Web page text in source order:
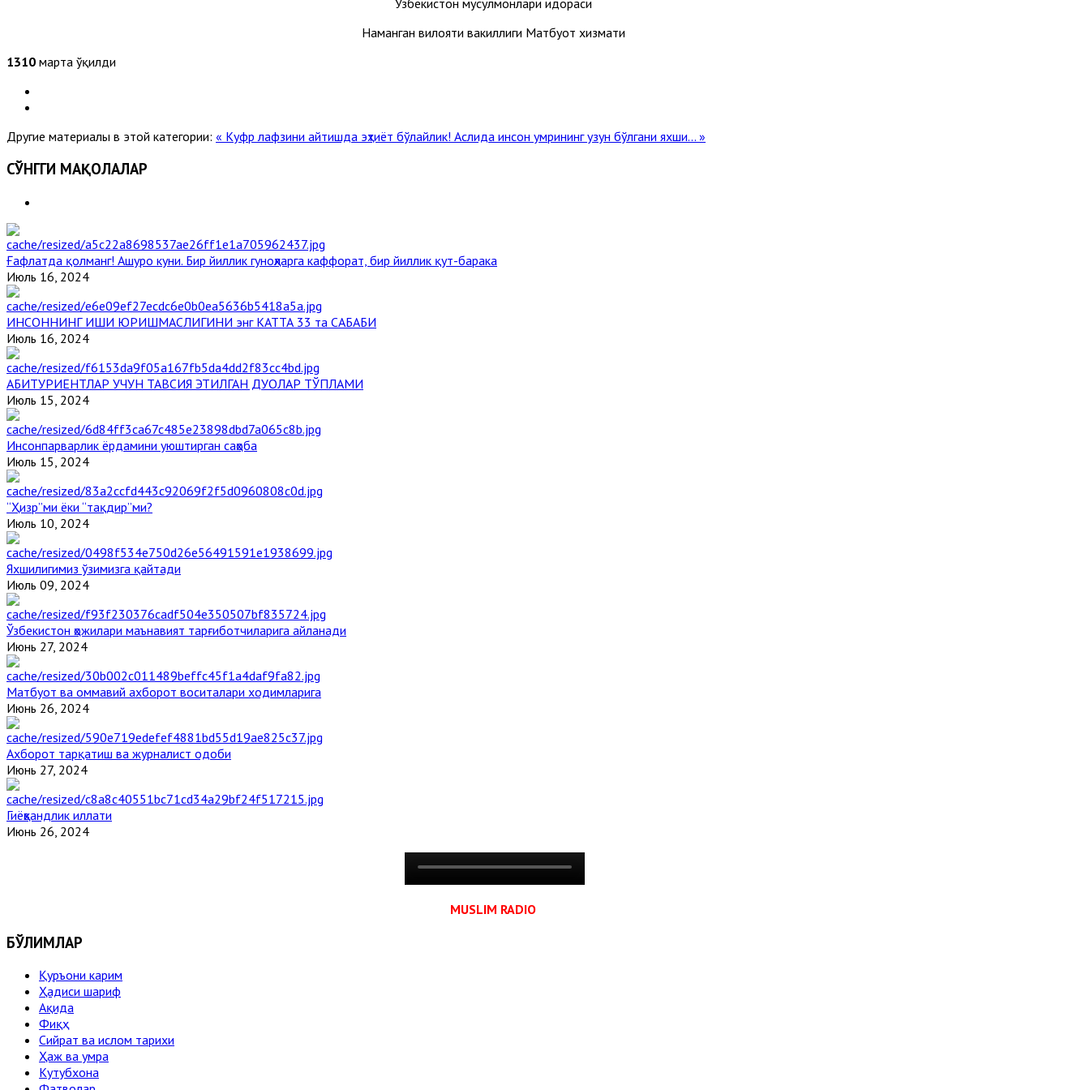
Наманган вилояти вакиллиги Матбуот хизмати
1310 марта ўқилди
Другие материалы в этой категории: « Куфр лафзини айтишда эҳтиёт бўлайлик! Аслида инсон умрининг узун бўлгани яхши... »
СЎНГГИ МАҚОЛАЛАР
Ғафлатда қолманг! Ашуро куни. Бир йиллик гуноҳларга каффорат, бир йиллик қут-барака
Июль 16, 2024
ИНСОННИНГ ИШИ ЮРИШМАСЛИГИНИ энг КАТТА 33 та САБАБИ
Июль 16, 2024
АБИТУРИЕНТЛАР УЧУН ТАВСИЯ ЭТИЛГАН ДУОЛАР ТЎПЛАМИ
Июль 15, 2024
Инсонпарварлик ёрдамини уюштирган саҳоба
Июль 15, 2024
“Ҳизр”ми ёки “тақдир”ми?
Июль 10, 2024
Яхшилигимиз ўзимизга қайтади
Июль 09, 2024
Ўзбекистон ҳожилари маънавият тарғиботчиларига айланади
Июнь 27, 2024
Матбуот ва оммавий ахборот воситалари ходимларига
Июнь 26, 2024
Ахборот тарқатиш ва журналист одоби
Июнь 27, 2024
Гиёҳвандлик иллати
Июнь 26, 2024
MUSLIM RADIO
БЎЛИМЛАР
Қуръони карим
Ҳадиси шариф
Ақида
Фиқҳ
Сийрат ва ислом тарихи
Ҳаж ва умра
Кутубхона